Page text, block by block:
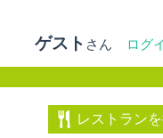
ゲスト さん ログ
レストラン